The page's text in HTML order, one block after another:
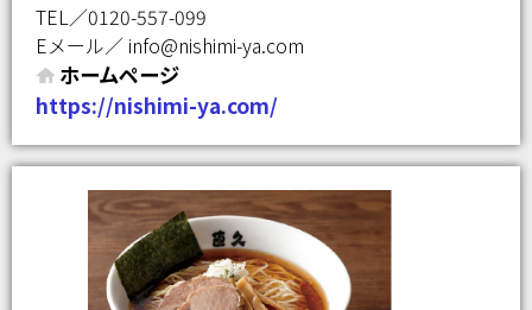
TEL／0120-557-099
Eメール／ info@nishimi-ya.com
ホームページ
https://nishimi-ya.com/